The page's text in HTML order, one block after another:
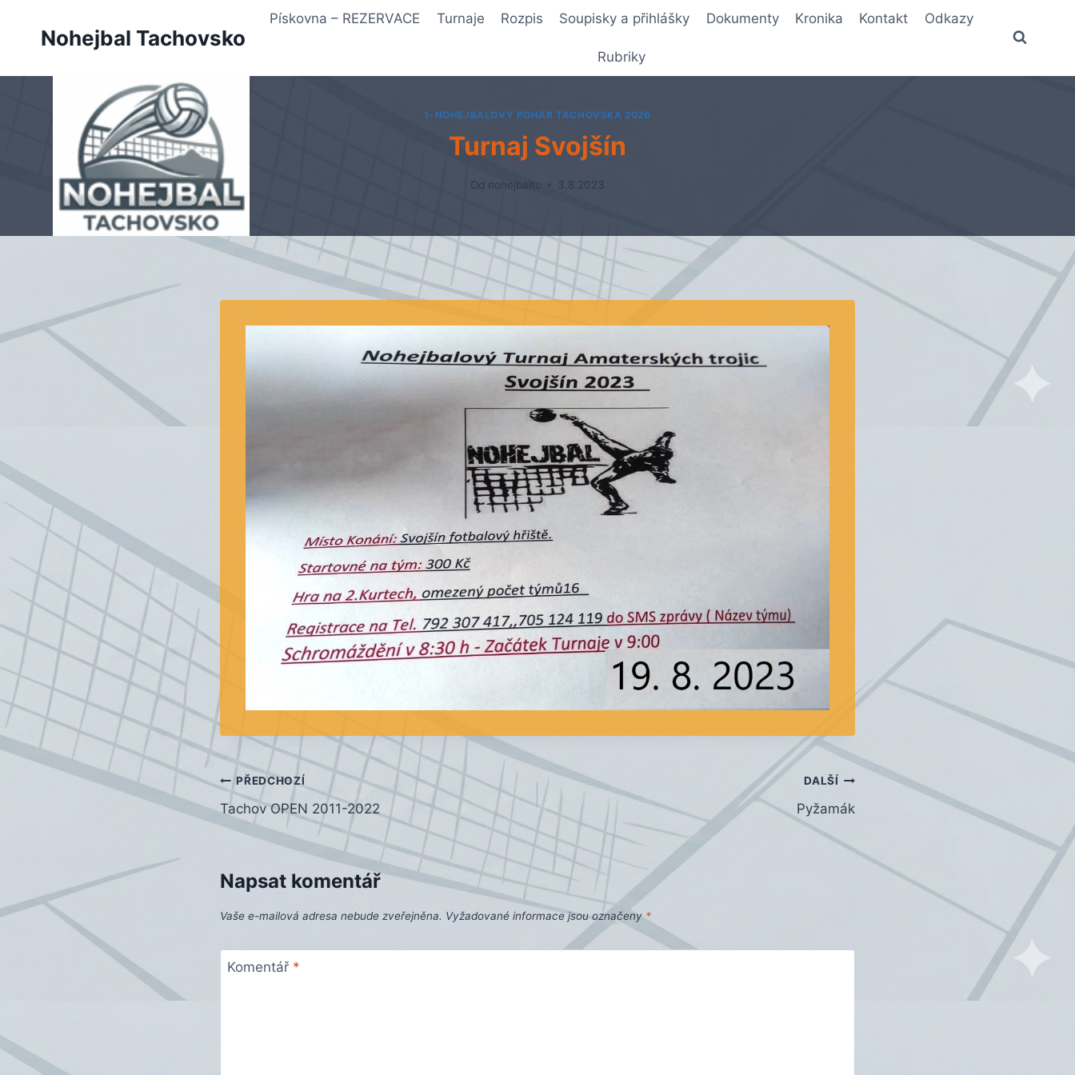
Nohejbal Tachovsko
Pískovna – REZERVACE Turnaje Rozpis Soupisky a přihlášky Dokumenty Kronika Kontakt Odkazy
Rubriky
1-NOHEJBALOVÝ POHÁR TACHOVSKA 2026
Turnaj Svojšín
Od nohejbaltc 3.8.2023
Navigace
pro
příspěvek
PŘEDCHOZÍ
Tachov OPEN 2011-2022
DALŠÍ
Pyžamák
Napsat komentář
Vaše e-mailová adresa nebude zveřejněna. Vyžadované informace jsou označeny*
Komentář *